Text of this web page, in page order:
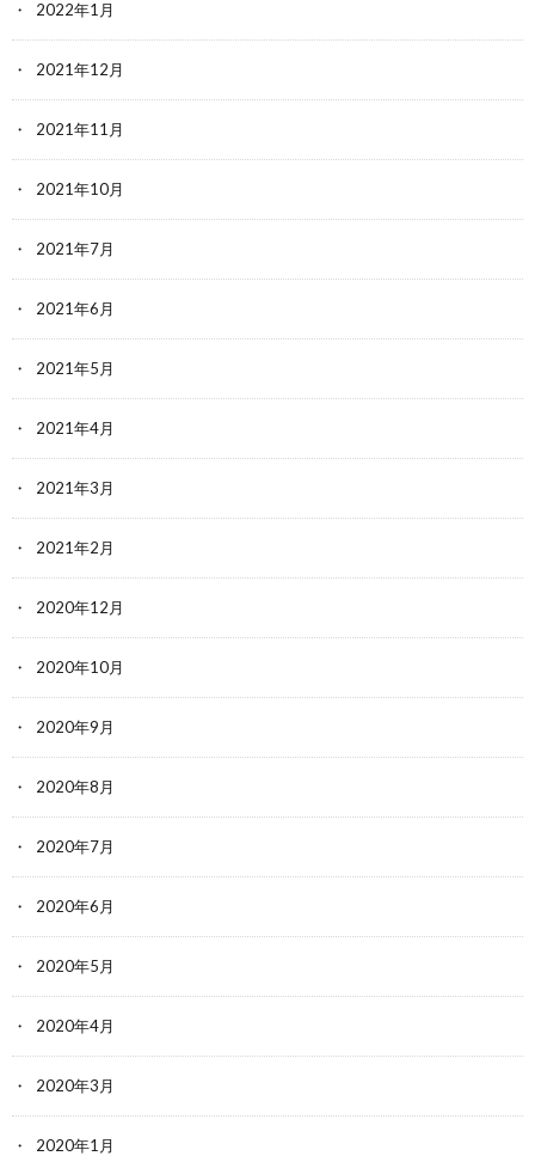
2022年1月
2021年12月
2021年11月
2021年10月
2021年7月
2021年6月
2021年5月
2021年4月
2021年3月
2021年2月
2020年12月
2020年10月
2020年9月
2020年8月
2020年7月
2020年6月
2020年5月
2020年4月
2020年3月
2020年1月